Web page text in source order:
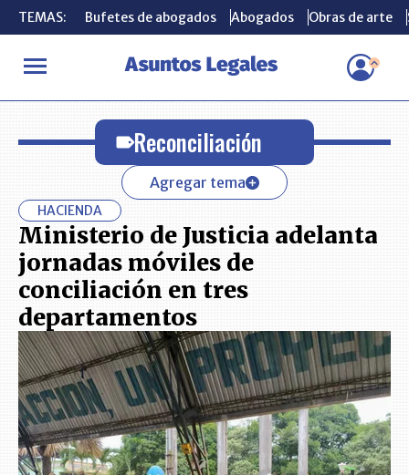
TEMAS: Bufetes de abogados Abogados Obras de arte
INICIO Reconciliación
TEMAS: Bufetes de abogados Abogados Obras de arte
Reconciliación
Agregar tema
HACIENDA
Ministerio de Justicia adelanta
jornadas móviles de
conciliación en tres
departamentos